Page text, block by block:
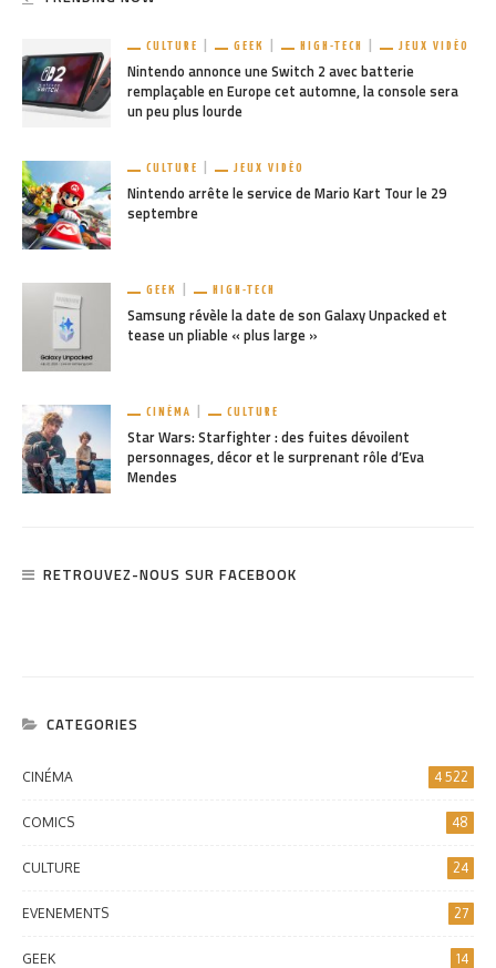
CULTURE GEEK HIGH-TECH JEUX VIDÉO
Nintendo annonce une Switch 2 avec batterie
remplaçable en Europe cet automne, la console sera
un peu plus lourde
CULTURE JEUX VIDÉO
Nintendo arrête le service de Mario Kart Tour le 29
septembre
GEEK HIGH-TECH
Samsung révèle la date de son Galaxy Unpacked et
tease un pliable « plus large »
CINÉMA CULTURE
Star Wars: Starfighter : des fuites dévoilent
personnages, décor et le surprenant rôle d’Eva
Mendes
RETROUVEZ-NOUS SUR FACEBOOK
CATEGORIES
CINÉMA 4 522
COMICS 48
CULTURE 24
EVENEMENTS 27
GEEK 14